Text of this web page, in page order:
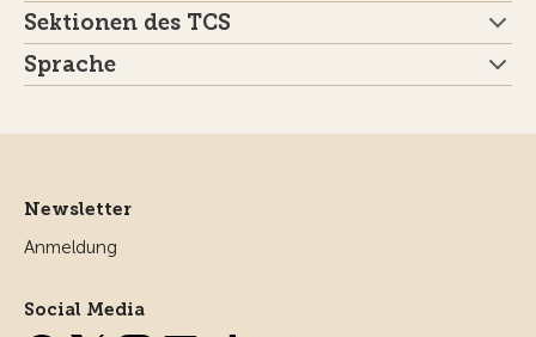
Sektionen des TCS
Sprache
Newsletter
Anmeldung
Social Media